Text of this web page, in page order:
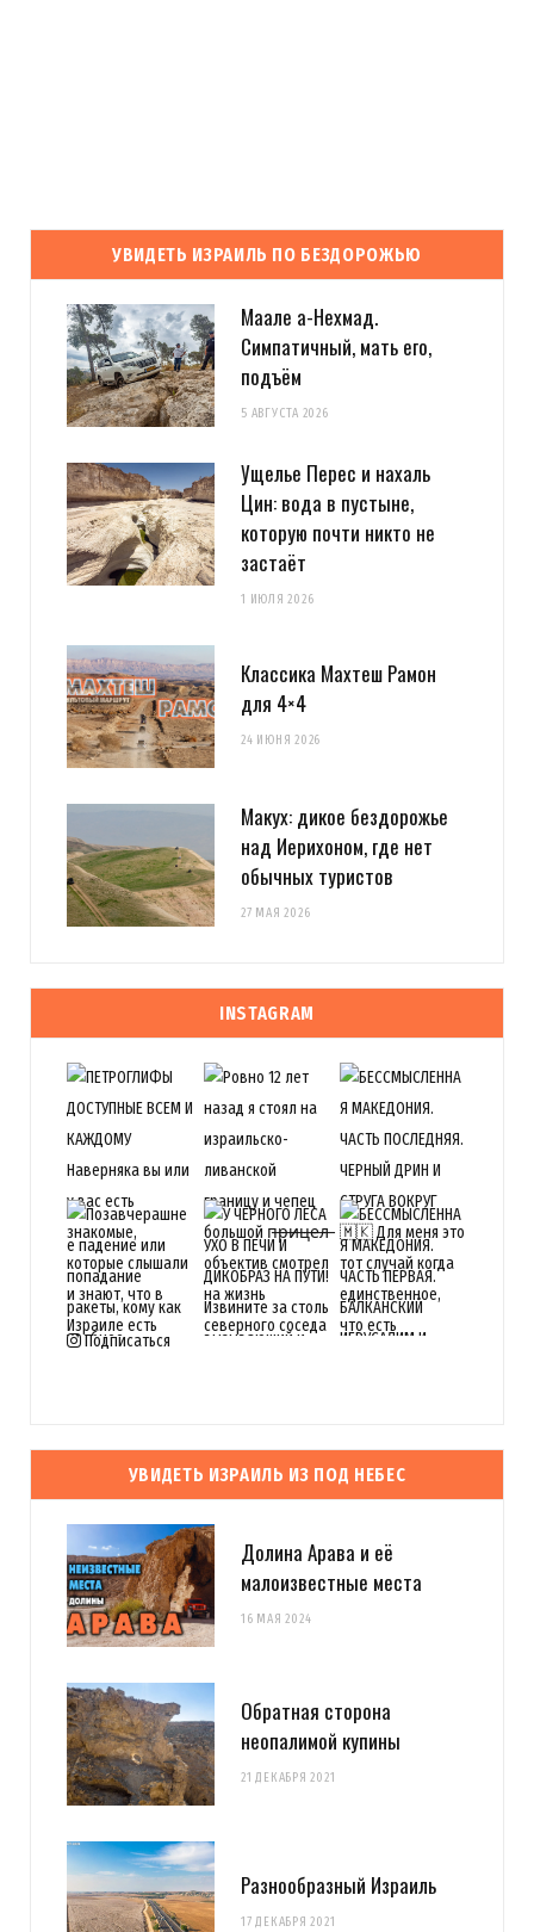
УВИДЕТЬ ИЗРАИЛЬ ПО БЕЗДОРОЖЬЮ
Маале а-Нехмад.
Симпатичный, мать его,
подъём
5 АВГУСТА 2026
Ущелье Перес и нахаль
Цин: вода в пустыне,
которую почти никто не
застаёт
1 ИЮЛЯ 2026
Классика Махтеш Рамон
для 4×4
24 ИЮНЯ 2026
Макух: дикое бездорожье
над Иерихоном, где нет
обычных туристов
27 МАЯ 2026
INSTAGRAM
Подписаться
УВИДЕТЬ ИЗРАИЛЬ ИЗ ПОД НЕБЕС
Долина Арава и её
малоизвестные места
16 МАЯ 2024
Обратная сторона
неопалимой купины
21 ДЕКАБРЯ 2021
Разнообразный Израиль
17 ДЕКАБРЯ 2021